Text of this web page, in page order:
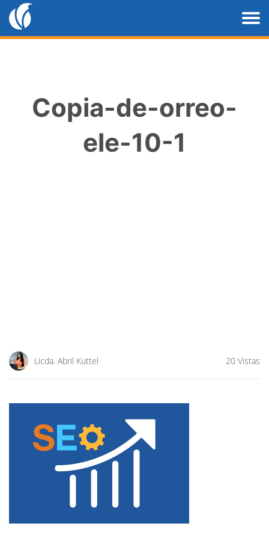
Copia-de-orreo-
ele-10-1
Licda. Abril Kuttel 20 Vistas